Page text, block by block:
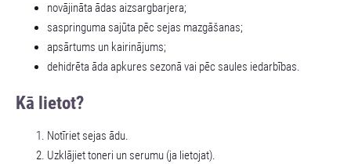
novājināta ādas aizsargbarjera;
saspringuma sajūta pēc sejas mazgāšanas;
apsārtums un kairinājums;
dehidrēta āda apkures sezonā vai pēc saules iedarbības.
Kā lietot?
Notīriet sejas ādu.
Uzklājiet toneri un serumu (ja lietojat).